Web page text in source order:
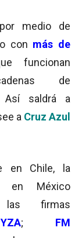
medio de
con más de
funcionan
de
saldrá a
a Cruz Azul
en Chile, la
en México
las firmas
YZA;
FM